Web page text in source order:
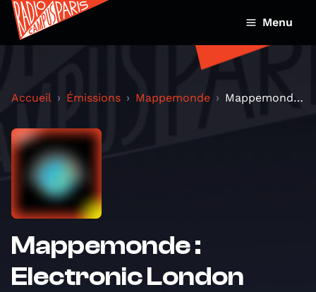
Menu
Accueil Émissions Mappemonde Mappemonde : Electronic London
Mappemonde :
Electronic London